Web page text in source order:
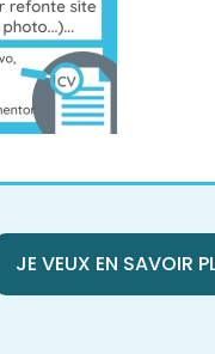
JE VEUX EN SAVOIR